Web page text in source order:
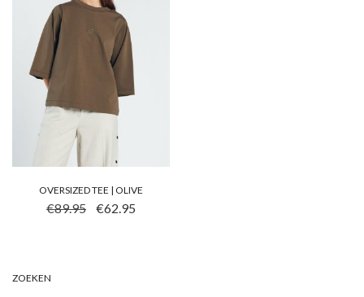
OVERSIZED TEE | OLIVE
DIT PRODUCT HEEFT MEERDERE VARIATIES. DEZE
€89.95 OORSPRONKELIJKE PRIJS WAS: €89.95.
€62.95
ZOEKEN